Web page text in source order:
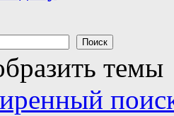
темы